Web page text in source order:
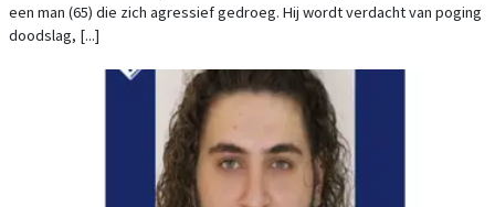
een man (65) die zich agressief gedroeg. Hij wordt verdacht van poging
doodslag, [...]